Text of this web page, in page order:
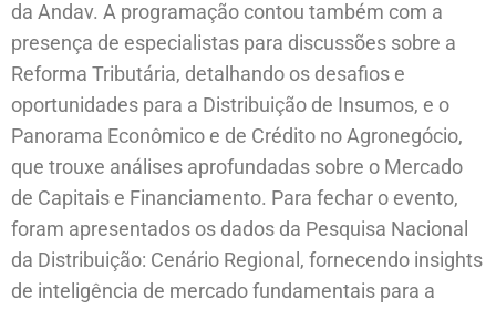
da Andav. A programação contou também com a
presença de especialistas para discussões sobre a
Reforma Tributária, detalhando os desafios e
oportunidades para a Distribuição de Insumos, e o
Panorama Econômico e de Crédito no Agronegócio,
que trouxe análises aprofundadas sobre o Mercado
de Capitais e Financiamento. Para fechar o evento,
foram apresentados os dados da Pesquisa Nacional
da Distribuição: Cenário Regional, fornecendo insights
de inteligência de mercado fundamentais para a